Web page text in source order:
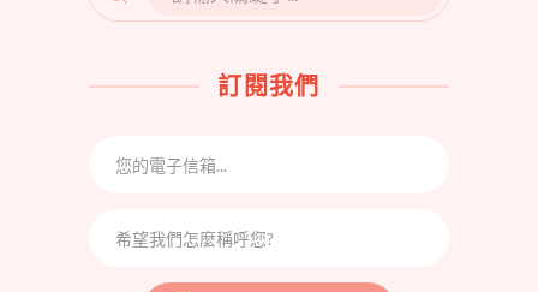
FOR:
訂閱我們